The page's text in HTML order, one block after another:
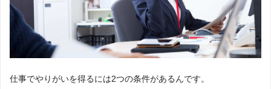
仕事でやりがいを得るには2つの条件があるんです。